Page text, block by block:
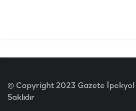
© Copyright 2023 Gazete İpekyol
Saklıdır